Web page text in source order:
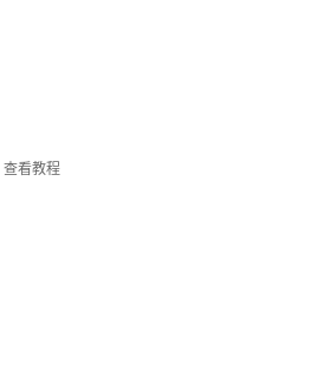
查看教程